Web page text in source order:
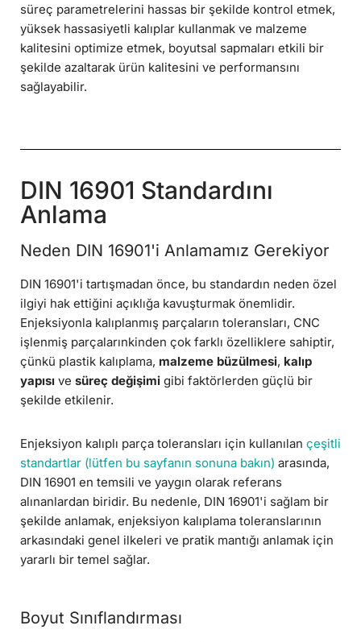
süreç parametrelerini hassas bir şekilde kontrol etmek,
yüksek hassasiyetli kalıplar kullanmak ve malzeme
kalitesini optimize etmek, boyutsal sapmaları etkili bir
şekilde azaltarak ürün kalitesini ve performansını
sağlayabilir.
DIN 16901 Standardını
Anlama
Neden DIN 16901'i Anlamamız Gerekiyor
DIN 16901'i tartışmadan önce, bu standardın neden özel
ilgiyi hak ettiğini açıklığa kavuşturmak önemlidir.
Enjeksiyonla kalıplanmış parçaların toleransları, CNC
işlenmiş parçalarınkinden çok farklı özelliklere sahiptir,
çünkü plastik kalıplama, malzeme büzülmesi, kalıp
yapısı ve süreç değişimi gibi faktörlerden güçlü bir
şekilde etkilenir.
Enjeksiyon kalıplı parça toleransları için kullanılan çeşitli
standartlar (lütfen bu sayfanın sonuna bakın) arasında,
DIN 16901 en temsili ve yaygın olarak referans
alınanlardan biridir. Bu nedenle, DIN 16901'i sağlam bir
şekilde anlamak, enjeksiyon kalıplama toleranslarının
arkasındaki genel ilkeleri ve pratik mantığı anlamak için
yararlı bir temel sağlar.
Boyut Sınıflandırması